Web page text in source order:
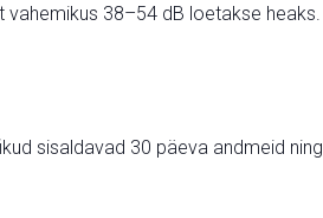
38–54 dB loetakse heaks.
sisaldavad 30 päeva andmeid ning